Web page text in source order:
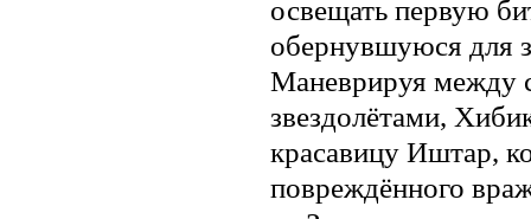
освещать первую
обернувшуюся для
Маневрируя между
звездолётами,
красавицу Иштар,
повреждённого